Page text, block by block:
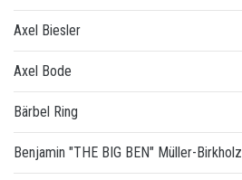
Axel Biesler
Axel Bode
Bärbel Ring
Benjamin "THE BIG BEN" Müller-Birkholz